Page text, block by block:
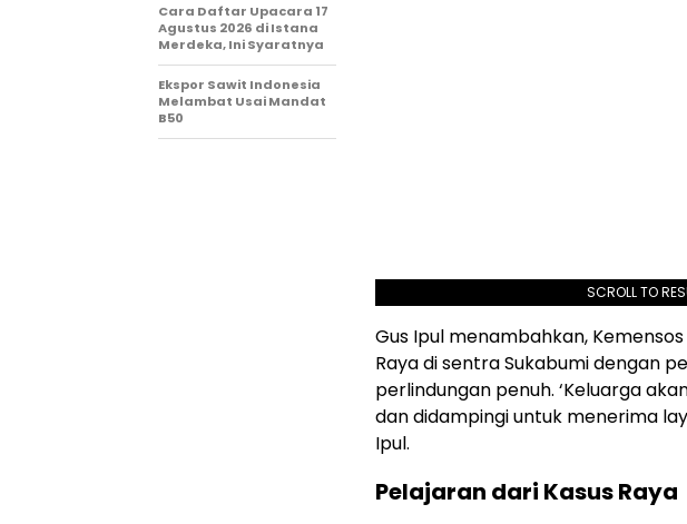
SCROLL TO
Gus Ipul menambahkan,
Raya di sentra Sukabumi dengan
perlindungan penuh. ‘Keluarga
dan didampingi untuk menerima
Ipul.
Pelajaran dari Kasus Raya
Cara Daftar Upacara 17
Agustus 2026 di Istana
Merdeka, Ini Syaratnya
Ekspor Sawit Indonesia
Melambat Usai Mandat
B50